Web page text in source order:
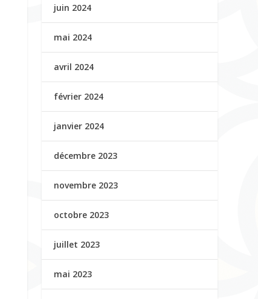
juin 2024
mai 2024
avril 2024
février 2024
janvier 2024
décembre 2023
novembre 2023
octobre 2023
juillet 2023
mai 2023